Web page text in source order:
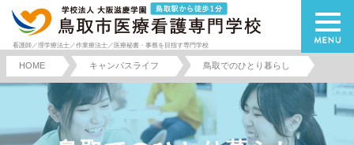
看護師／理学療法士／作業療法士／医療秘書・事務を目指す専門学校
HOME キャンパスライフ 鳥取でのひとり暮らし